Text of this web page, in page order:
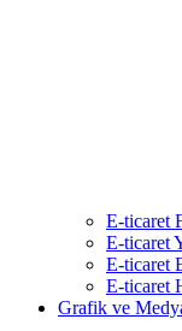
E-ticaret
E-ticaret
E-ticaret
E-ticaret
Grafik ve